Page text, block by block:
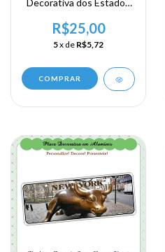
Decorativa dos Estados
New York
R$25,00
5x de R$5,72
COMPRAR